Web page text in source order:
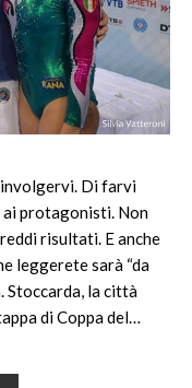
Di farvi
protagonisti. Non
risultati. E anche
leggerete sarà “da
Stoccarda, la città
di Coppa del…